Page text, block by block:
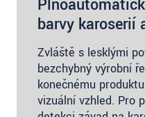
barvy karoserií
Zvláště s lesklými
bezchybný výrobní
konečnému
vizuální vzhled. Pro